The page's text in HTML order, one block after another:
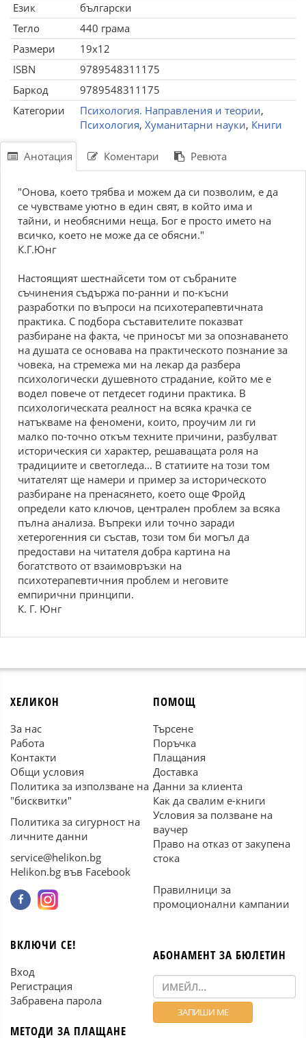
Език
български
Тегло
440 грама
Размери
19x12
ISBN
9789548311175
Баркод
9789548311175
Категории
Психология. Направления и теории,
Психология, Хуманитарни науки, Книги
Анотация Коментари Ревюта
"Онова, което трябва и можем да си позволим, е да
се чувстваме уютно в един свят, в който има и
тайни, и необясними неща. Бог е просто името на
всичко, което не може да се обясни."
К.Г.Юнг
Настоящият шестнайсети том от събраните
съчинения съдържа по-ранни и по-късни
разработки по въпроси на психотерапевтичната
практика. С подбора съставителите показват
разбиране на факта, че приносът ми за опознаването
на душата се основава на практическото познание за
човека, на стремежа ми на лекар да разбера
психологически душевното страдание, който ме е
водел повече от петдесет години практика. В
психологическата реалност на всяка крачка се
натъкваме на феномени, които, проучим ли ги
малко по-точно откъм техните причини, разбулват
историческия си характер, решаващата роля на
традициите и светогледа... В статиите на този том
читателят ще намери и пример за историческото
разбиране на пренасянето, което още Фройд
определи като ключов, централен проблем за всяка
пълна анализа. Въпреки или точно заради
хетерогенния си състав, този том би могъл да
предостави на читателя добра картина на
богатството от взаимовръзки на
психотерапевтичния проблем и неговите
емпирични принципи.
К. Г. Юнг
ХЕЛИКОН
За нас
Работа
Контакти
Общи условия
Политика за използване на
"бисквитки"
Политика за сигурност на
личните данни
service@helikon.bg
Helikon.bg във Facebook
ПОМОЩ
Търсене
Поръчка
Плащания
Доставка
Данни за клиента
Как да свалим е-книги
Условия за ползване на
ваучер
Право на отказ от закупена
стока
Правилници за
промоционални кампании
ВКЛЮЧИ СЕ!
Вход
Регистрация
Забравена парола
МЕТОДИ ЗА ПЛАЩАНЕ
АБОНАМЕНТ ЗА БЮЛЕТИН